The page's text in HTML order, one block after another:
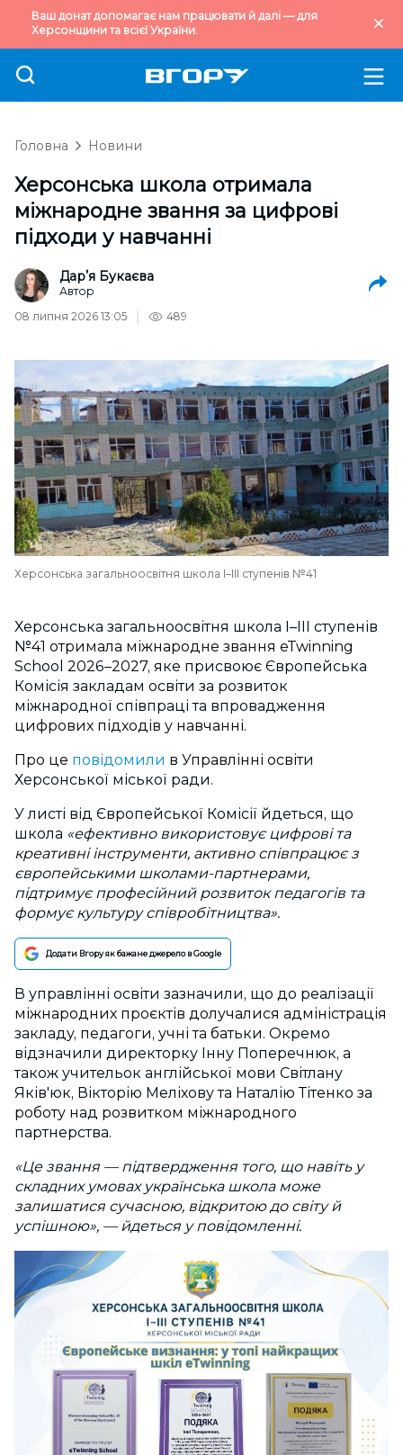
Ваш донат допомагає нам працювати й далі — для
Херсонщини та всієї України.
Головна Новини
Херсонська школа отримала
міжнародне звання за цифрові
підходи у навчанні
Дарʼя Букаєва
Автор
08 липня 2026 13:05
489
Херсонська загальноосвітня школа І–ІІІ ступенів №41
Херсонська загальноосвітня школа І–ІІІ ступенів
№41 отримала міжнародне звання eTwinning
School 2026–2027, яке присвоює Європейська
Комісія закладам освіти за розвиток
міжнародної співпраці та впровадження
цифрових підходів у навчанні.
Про це повідомили в Управлінні освіти
Херсонської міської ради.
У листі від Європейської Комісії йдеться, що
школа «ефективно використовує цифрові та
креативні інструменти, активно співпрацює з
європейськими школами-партнерами,
підтримує професійний розвиток педагогів та
формує культуру співробітництва».
Додати Вгору як бажане джерело в Google
В управлінні освіти зазначили, що до реалізації
міжнародних проєктів долучалися адміністрація
закладу, педагоги, учні та батьки. Окремо
відзначили директорку Інну Поперечнюк, а
також учительок англійської мови Світлану
Яків'юк, Вікторію Меліхову та Наталію Тітенко за
роботу над розвитком міжнародного
партнерства.
«Це звання — підтвердження того, що навіть у
складних умовах українська школа може
залишатися сучасною, відкритою до світу й
успішною», — йдеться у повідомленні.